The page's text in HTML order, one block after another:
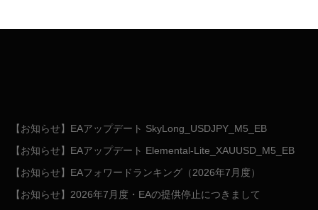
【お知らせ】EAアップデート SkyLong_USDJPY_M5_EB
【お知らせ】EAアップデート Elemental-Lite_XAUUSD_M5_EB
【お知らせ】EAフォワードランキング（2026年7月度）
【お知らせ】2026年7月度・EAの提供停止につきまして